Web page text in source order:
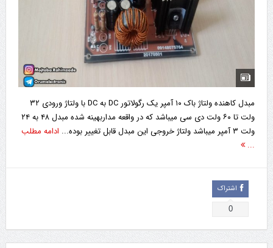
مبدل کاهنده ولتاژ باک ۱۰ آمپر یک رگولاتور DC به DC با ولتاژ ورودی ۳۲
ولت تا ۶۰ ولت دی سی میباشد که در واقعه مداربهینه شده مبدل ۴۸ به ۲۴
ولت ۳ آمپر میباشد ولتاژ خروجی این مبدل قابل تغییر بوده...
ادامه مطلب
...
اشتراک
0